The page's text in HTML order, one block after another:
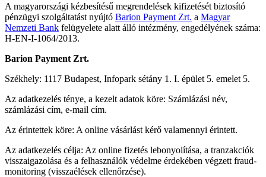
A magyarországi kézbesítésű megrendelések kifizetését biztosító
pénzügyi szolgáltatást nyújtó Barion Payment Zrt. a Magyar
Nemzeti Bank felügyelete alatt álló intézmény, engedélyének száma:
H-EN-I-1064/2013.
Barion Payment Zrt.
Székhely: 1117 Budapest, Infopark sétány 1. I. épület 5. emelet 5.
Az adatkezelés ténye, a kezelt adatok köre: Számlázási név,
számlázási cím, e-mail cím.
Az érintettek köre: A online vásárlást kérő valamennyi érintett.
Az adatkezelés célja: Az online fizetés lebonyolítása, a tranzakciók
visszaigazolása és a felhasználók védelme érdekében végzett fraud-
monitoring (visszaélések ellenőrzése).